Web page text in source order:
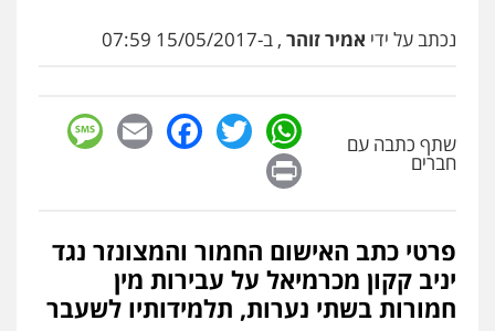
נכתב על ידי אמיר זוהר , ב-15/05/2017 07:59
שתף כתבה עם
חברים
WhatsApp
Twitter
Facebook
Email
פרטי כתב האישום החמור והמצונזר נגד
יניב קקון מכרמיאל על עבירות מין
חמורות בשתי נערות, תלמידותיו לשעבר